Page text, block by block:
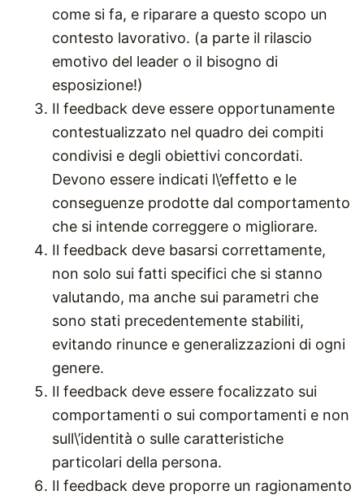
come si fa, e riparare a questo scopo un
contesto lavorativo. (a parte il rilascio
emotivo del leader o il bisogno di
esposizione!)
Il feedback deve essere opportunamente
contestualizzato nel quadro dei compiti
condivisi e degli obiettivi concordati.
Devono essere indicati l\’effetto e le
conseguenze prodotte dal comportamento
che si intende correggere o migliorare.
Il feedback deve basarsi correttamente,
non solo sui fatti specifici che si stanno
valutando, ma anche sui parametri che
sono stati precedentemente stabiliti,
evitando rinunce e generalizzazioni di ogni
genere.
Il feedback deve essere focalizzato sui
comportamenti o sui comportamenti e non
sull\’identità o sulle caratteristiche
particolari della persona.
Il feedback deve proporre un ragionamento